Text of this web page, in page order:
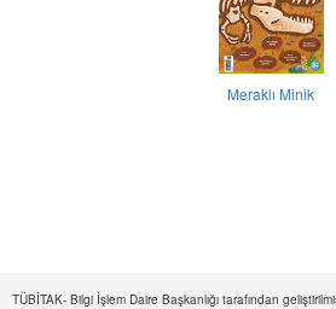
Meraklı Minik
TÜBİTAK- Bilgi İşlem Daire Başkanlığı tarafından